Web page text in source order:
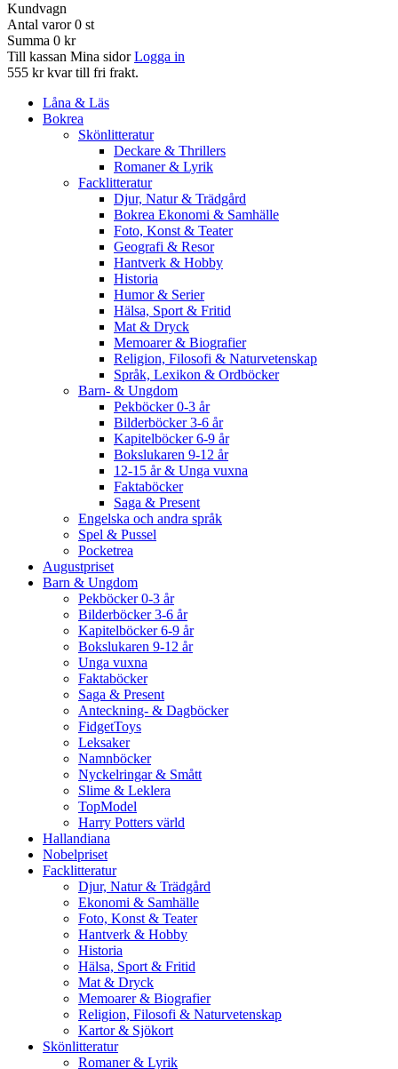
Kundvagn
Antal varor 0 st
Summa 0 kr
Till kassan Mina sidor Logga in
555 kr kvar till fri frakt.
Låna & Läs
Bokrea
Skönlitteratur
Deckare & Thrillers
Romaner & Lyrik
Facklitteratur
Djur, Natur & Trädgård
Bokrea Ekonomi & Samhälle
Foto, Konst & Teater
Geografi & Resor
Hantverk & Hobby
Historia
Humor & Serier
Hälsa, Sport & Fritid
Mat & Dryck
Memoarer & Biografier
Religion, Filosofi & Naturvetenskap
Språk, Lexikon & Ordböcker
Barn- & Ungdom
Pekböcker 0-3 år
Bilderböcker 3-6 år
Kapitelböcker 6-9 år
Bokslukaren 9-12 år
12-15 år & Unga vuxna
Faktaböcker
Saga & Present
Engelska och andra språk
Spel & Pussel
Pocketrea
Augustpriset
Barn & Ungdom
Pekböcker 0-3 år
Bilderböcker 3-6 år
Kapitelböcker 6-9 år
Bokslukaren 9-12 år
Unga vuxna
Faktaböcker
Saga & Present
Anteckning- & Dagböcker
FidgetToys
Leksaker
Namnböcker
Nyckelringar & Smått
Slime & Leklera
TopModel
Harry Potters värld
Hallandiana
Nobelpriset
Facklitteratur
Djur, Natur & Trädgård
Ekonomi & Samhälle
Foto, Konst & Teater
Hantverk & Hobby
Historia
Hälsa, Sport & Fritid
Mat & Dryck
Memoarer & Biografier
Religion, Filosofi & Naturvetenskap
Kartor & Sjökort
Skönlitteratur
Romaner & Lyrik